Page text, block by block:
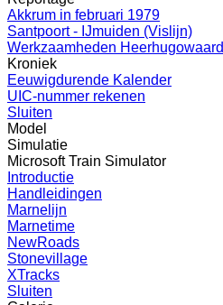
Akkrum in februari 1979
Santpoort - IJmuiden (Vislijn)
Werkzaamheden Heerhugowaard
Kroniek
Eeuwigdurende Kalender
UIC-nummer rekenen
Sluiten
Model
Simulatie
Microsoft Train Simulator
Introductie
Handleidingen
Marnelijn
Marnetime
NewRoads
Stonevillage
XTracks
Sluiten